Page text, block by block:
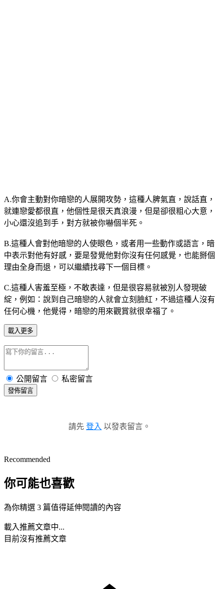
A.你會主動對你暗戀的人展開攻勢，這種人脾氣直，說話直，
就連戀愛都很直，他個性是很天真浪漫，但是卻很粗心大意，
小心還沒追到手，對方就被你嚇個半死。
B.這種人會對他暗戀的人使眼色，或者用一些動作或語言，暗
中表示對他有好感，要是發覺他對你沒有任何感覺，也能掰個
理由全身而退，可以繼續找尋下一個目標。
C.這種人害羞至極，不敢表達，但是很容易就被別人發現破
綻，例如：說到自己暗戀的人就會立刻臉紅，不過這種人沒有
任何心機，他覺得，暗戀的用來觀賞就很幸福了。
載入更多
公開留言 私密留言
發佈留言
請先 登入 以發表留言。
Recommended
你可能也喜歡
為你精選 3 篇值得延伸閱讀的內容
載入推薦文章中...
目前沒有推薦文章